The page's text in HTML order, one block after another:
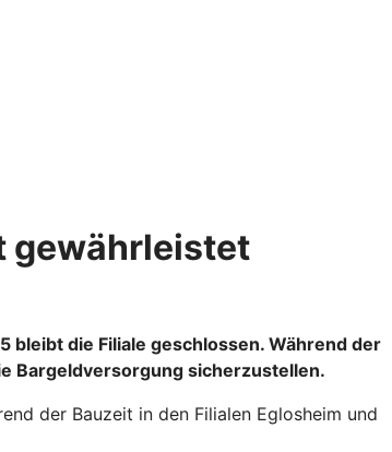
gewährleistet
bleibt die Filiale geschlossen. Während der
Bargeldversorgung sicherzustellen.
der Bauzeit in den Filialen Eglosheim und